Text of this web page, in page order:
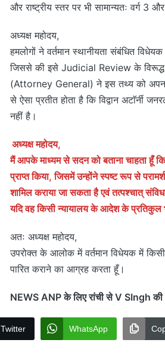
और राष्ट्रीय स्तर पर भी सामान्यतः वर्ग 3
अध्यक्ष महोदय,
हमलोगों ने वर्तमान स्थानीयता संबंधित
जिससे की इसे Judicial Review के विरूद्ध
(Attorney General) ने इस तथ्य को अपना
से ऐसा प्रतीत होता है कि विद्वान अटाॅर्नी
नहीं है।
अध्यक्ष महोदय,
मैं आपके माध्यम से सदन को बताना चाहता हूँ कि
प्राप्त किया, जिसमें उन्होंने स्पष्ट रूप से
शामिल कराया जा सकता है एवं तत्पश्चात्
यदि वह किसी न्यायालय के आदेश के प्रतिकुल
अतः अध्यक्ष महोदय,
उपरोक्त के आलोक में वर्तमान विधेयक में
पारित कराने का आग्रह करता हूँ।
NEWS ANP के लिए रांची से V SIngh की
Twitter WhatsApp